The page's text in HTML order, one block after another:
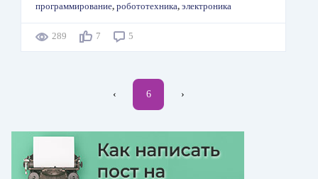
программирование, робототехника, электроника
289 7 5
←
‹ Текущая
6 Следующая
›